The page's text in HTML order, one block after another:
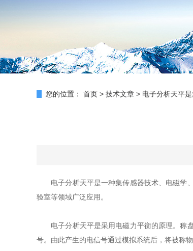
您的位置： 首页 > 技术文章 > 电子分析天平
电子分析天平是一种集传感器技术、电磁学、
验室等领域广泛应用。
电子分析天平是采用电磁力平衡的原理。称盘
号。由此产生的电信号通过模拟系统后，将被称物